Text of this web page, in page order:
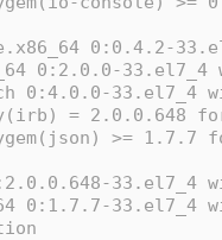
0:0.4.2-
0:2.0.0-
0:4.0.0-33.el7_4
= 2.0.0.648
>=
33.el7_4
0:1.7.7-33.el7_4